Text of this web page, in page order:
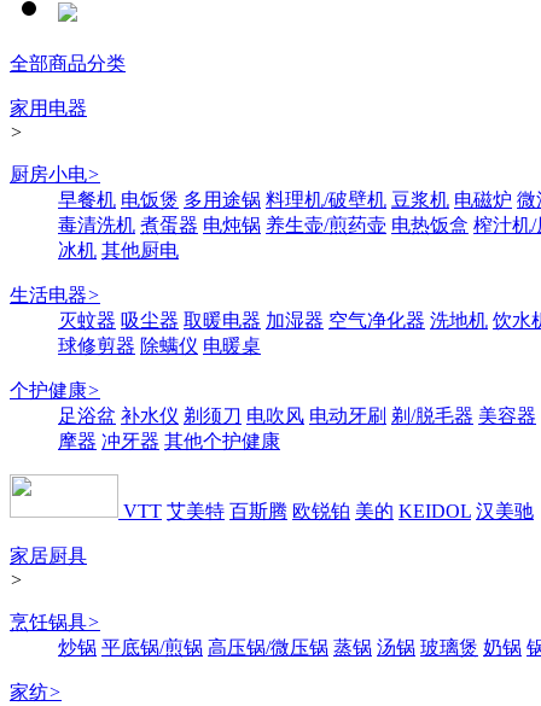
全部商品分类
家用电器
>
厨房小电>
早餐机 电饭煲 多用途锅 料理机/破壁机 豆浆机 电磁炉 微
毒清洗机 煮蛋器 电炖锅 养生壶/煎药壶 电热饭盒 榨汁机/
冰机 其他厨电
生活电器>
灭蚊器 吸尘器 取暖电器 加湿器 空气净化器 洗地机 饮水
球修剪器 除螨仪 电暖桌
个护健康>
足浴盆 补水仪 剃须刀 电吹风 电动牙刷 剃/脱毛器 美容器
摩器 冲牙器 其他个护健康
VTT 艾美特 百斯腾 欧锐铂 美的 KEIDOL 汉美驰
家居厨具
>
烹饪锅具>
炒锅 平底锅/煎锅 高压锅/微压锅 蒸锅 汤锅 玻璃煲 奶锅
家纺>